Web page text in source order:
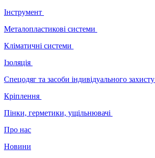
Інструмент
Металопластикові системи
Кліматичні системи
Ізоляція
Спецодяг та засоби індивідуального захисту
Кріплення
Пінки, герметики, ущільнювачі
Про нас
Новини